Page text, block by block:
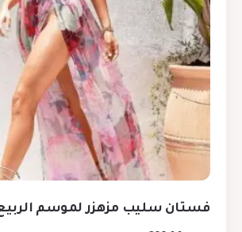
فستان سليب مزهزر لموسم